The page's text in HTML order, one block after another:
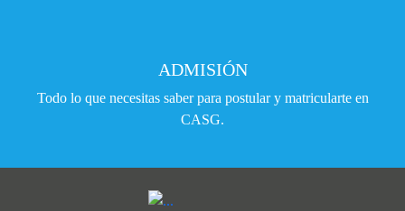
ADMISIÓN
Todo lo que necesitas saber para postular y matricularte en
CASG.